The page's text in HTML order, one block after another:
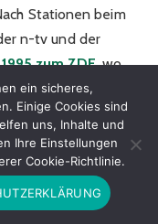
Stationen beim
n-tv und der
1995 zum ZDF, wo
desheute-journals
Heuteund
danach
ins
ZDF-
ein sicheres,
Einige Cookies sind
uns, Inhalte und
Ihre Einstellungen
Cookie-Richtlinie.